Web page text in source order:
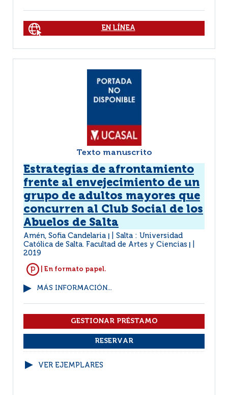
EN LÍNEA
Texto manuscrito
Estrategias de afrontamiento
frente al envejecimiento de un
grupo de adultos mayores que
concurren al Club Social de los
Abuelos de Salta
Amén, Sofia Candelaria
Salta : Universidad
Católica de Salta. Facultad de Artes y Ciencias
2019
| En formato papel.
MÁS INFORMACIÓN...
VER EJEMPLARES